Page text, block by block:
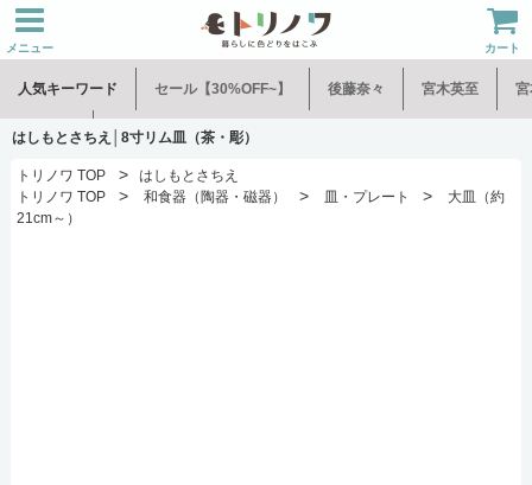
メニュー カート
人気キーワード セール【30%OFF~】 後藤奈々 宮木英至 宮
水谷和音 児玉修治
はしもとさちえ│8寸リム皿（茶・彫）
トリノワ TOP >
はしもとさちえ
トリノワ TOP
> 和食器（陶器・磁器） > 皿・プレート >
大皿（約
21cm～）